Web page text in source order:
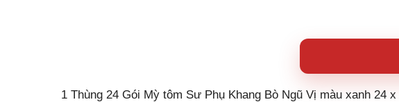
1 Thùng 24 Gói Mỳ tôm Sư Phụ Khang Bò Ngũ Vị màu xanh 24